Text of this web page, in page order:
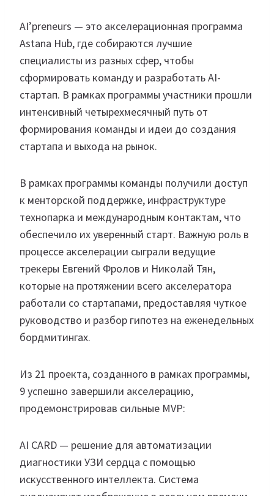
AI’preneurs — это акселерационная программа
Astana Hub, где собираются лучшие
специалисты из разных сфер, чтобы
сформировать команду и разработать AI-
стартап. В рамках программы участники прошли
интенсивный четырехмесячный путь от
формирования команды и идеи до создания
стартапа и выхода на рынок.
В рамках программы команды получили доступ
к менторской поддержке, инфраструктуре
технопарка и международным контактам, что
обеспечило их уверенный старт. Важную роль в
процессе акселерации сыграли ведущие
трекеры Евгений Фролов и Николай Тян,
которые на протяжении всего акселератора
работали со стартапами, предоставляя чуткое
руководство и разбор гипотез на еженедельных
бордмитингах.
Из 21 проекта, созданного в рамках программы,
9 успешно завершили акселерацию,
продемонстрировав сильные MVP:
AI CARD — решение для автоматизации
диагностики УЗИ сердца с помощью
искусственного интеллекта. Система